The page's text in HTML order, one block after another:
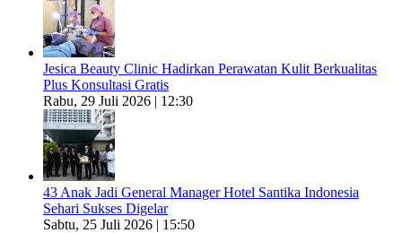
Jesica Beauty Clinic Hadirkan Perawatan Kulit Berkualitas
Plus Konsultasi Gratis
Rabu, 29 Juli 2026 | 12:30
43 Anak Jadi General Manager Hotel Santika Indonesia
Sehari Sukses Digelar
Sabtu, 25 Juli 2026 | 15:50